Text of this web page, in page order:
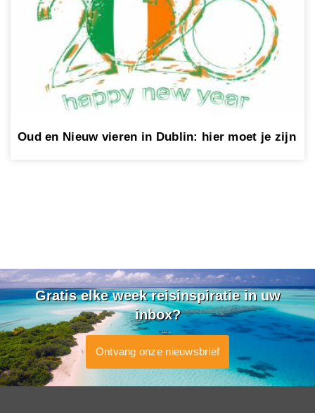
Oud en Nieuw vieren in Dublin: hier moet je zijn
Gratis elke week reisinspiratie in uw
inbox?
Ontvang onze nieuwsbrief